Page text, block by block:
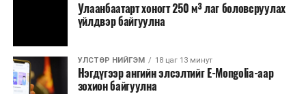
Улаанбаатарт хоногт 250 м³ лаг боловсруулах
үйлдвэр байгуулна
УЛСТӨР НИЙГЭМ 18 цаг 13 минут
Нэгдүгээр ангийн элсэлтийг E-Mongolia-аар
зохион байгуулна